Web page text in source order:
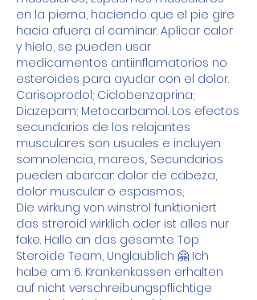
en la pierna, haciendo que el pie gire
hacia afuera al caminar. Aplicar calor
y hielo, se pueden usar
medicamentos antiinflamatorios no
esteroides para ayudar con el dolor.
Carisoprodol; Ciclobenzaprina;
Diazepam; Metocarbamol. Los efectos
secundarios de los relajantes
musculares son usuales e incluyen
somnolencia, mareos,. Secundarios
pueden abarcar: dolor de cabeza,
dolor muscular o espasmos,
Die wirkung von winstrol funktioniert
das streroid wirklich oder ist alles nur
fake. Hallo an das gesamte Top
Steroide Team, Unglaublich 🤗 Ich
habe am 6. Krankenkassen erhalten
auf nicht verschreibungspflichtige